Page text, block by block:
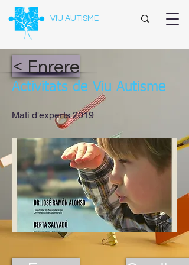
VIU AUTISME
< Enrere
Activitats de Viu Autisme
Mati d'experts 2019